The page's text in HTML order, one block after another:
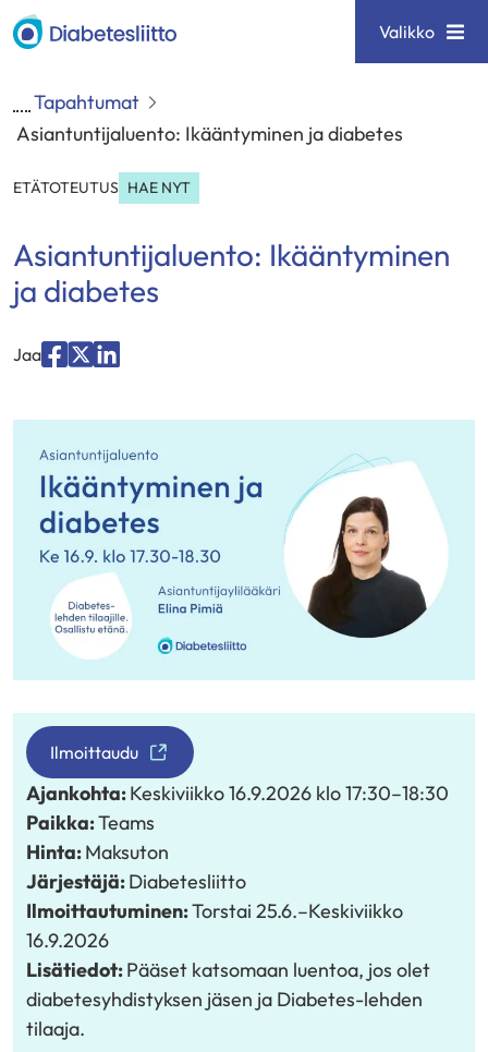
Siirry
sisältöön
Diabetesliitto Valikko
Tapahtumat
Asiantuntijaluento: Ikääntyminen ja diabetes
ETÄTOTEUTUS HAE NYT
Asiantuntijaluento: Ikääntyminen
ja diabetes
Jaa
Ilmoittaudu
Ajankohta:Keskiviikko 16.9.2026 klo 17:30–18:30
Paikka:Teams
Hinta:Maksuton
Järjestäjä:Diabetesliitto
Ilmoittautuminen:Torstai 25.6.–Keskiviikko
16.9.2026
Lisätiedot:Pääset katsomaan luentoa, jos olet
diabetesyhdistyksen jäsen ja Diabetes-lehden
tilaaja.